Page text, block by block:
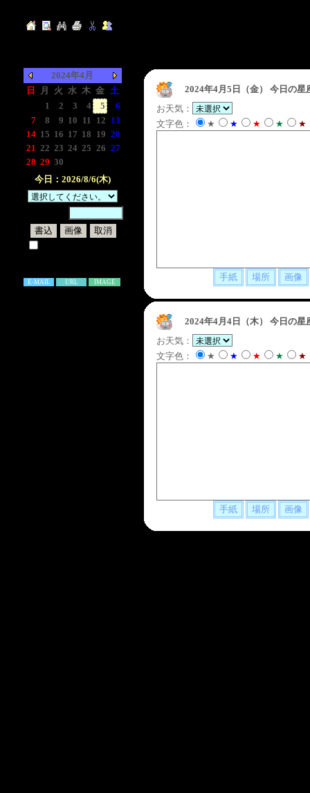
2024年4月
日
月 火 水 木 金 土
1 2 3 4 5
6
7
8 9 10 11 12 13
14 15 16 17 18 19 20
21 22 23 24 25 26 27
28 29 30
今日：2026/8/6(木)
E-MAIL URL IMAGE
2024年4月5日（金）
今日の星
お天気：
文字色：
★ ★ ★ ★ ★
2024年4月4日（木）
今日の星
お天気：
文字色：
★ ★ ★ ★ ★